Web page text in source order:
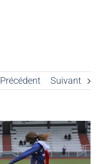
Précédent Suivant